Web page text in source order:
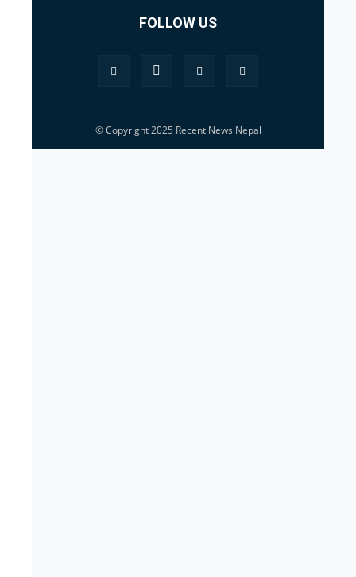
FOLLOW US
© Copyright 2025 Recent News Nepal